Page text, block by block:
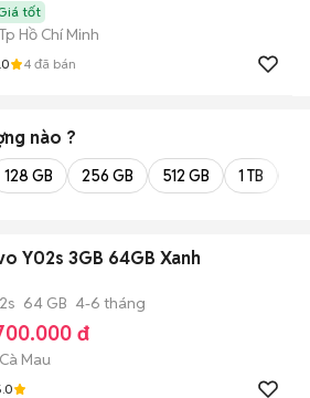
tốt
Tp Hồ Chí Minh
4 đã bán
nào ?
128 GB 256 GB 512 GB 1 TB
Y02s 3GB 64GB Xanh
64 GB 4-6 tháng
đ
Cà Mau